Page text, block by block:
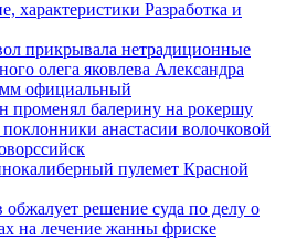
характеристики Разработка и
прикрывала нетрадиционные
олега яковлева Александра
официальный
променял балерину на рокершу
анастасии волочковой
пулемет Красной
решение суда по делу о
на лечение жанны фриске